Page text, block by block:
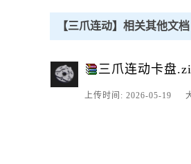
【三爪连动】相关其他文档
三爪连动卡盘
上传时间: 2026-05-19